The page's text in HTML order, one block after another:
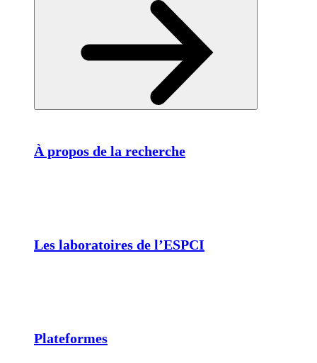
À propos de la recherche
Les laboratoires de l’ESPCI
Plateformes